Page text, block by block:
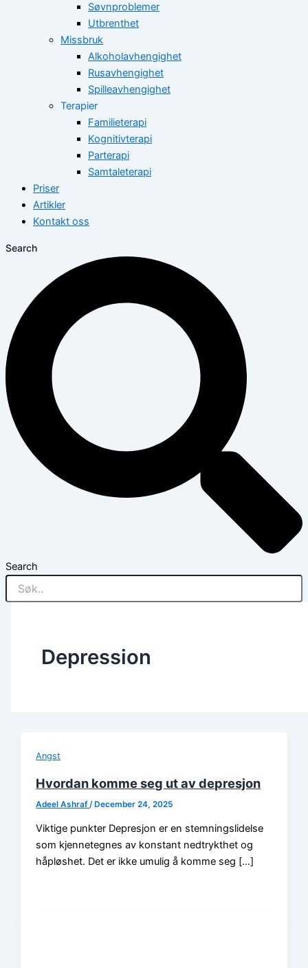
Søvnproblemer
Utbrenthet
Missbruk
Alkoholavhengighet
Rusavhengighet
Spilleavhengighet
Terapier
Familieterapi
Kognitivterapi
Parterapi
Samtaleterapi
Priser
Artikler
Kontakt oss
Search
Search
Depression
Angst
Hvordan komme seg ut av depresjon
Adeel Ashraf /December 24, 2025
Viktige punkter Depresjon er en stemningslidelse
som kjennetegnes av konstant nedtrykthet og
håpløshet. Det er ikke umulig å komme seg […]